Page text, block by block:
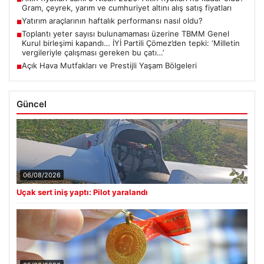
Gram, çeyrek, yarım ve cumhuriyet altını alış satış fiyatları
■Yatırım araçlarının haftalık performansı nasıl oldu?
■Toplantı yeter sayısı bulunamaması üzerine TBMM Genel
Kurul birleşimi kapandı… İYİ Partili Çömez’den tepki: ‘Milletin
vergileriyle çalışması gereken bu çatı…’
■Açık Hava Mutfakları ve Prestijli Yaşam Bölgeleri
Güncel
06/08/2026
Uçak sert iniş yaptı: Pilot yaralandı